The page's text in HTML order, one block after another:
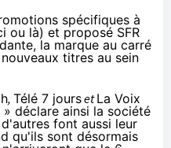
spécifiques à
ou là) et proposé SFR
, la marque au carré
titres au sein
, Télé 7 joursetLa Voix
» déclare ainsi la société
font aussi leur
qu'ils sont désormais